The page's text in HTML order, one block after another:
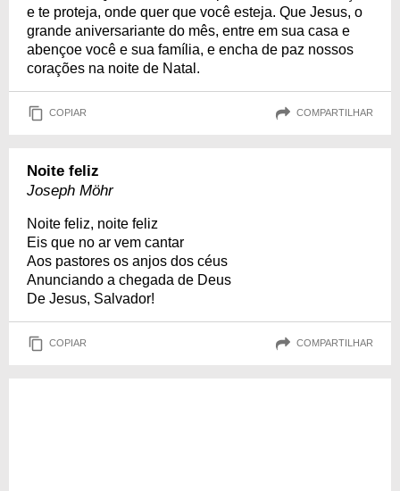
e te proteja, onde quer que você esteja. Que Jesus, o
grande aniversariante do mês, entre em sua casa e
abençoe você e sua família, e encha de paz nossos
corações na noite de Natal.
COPIAR COMPARTILHAR
Noite feliz
Joseph Möhr
Noite feliz, noite feliz
Eis que no ar vem cantar
Aos pastores os anjos dos céus
Anunciando a chegada de Deus
De Jesus, Salvador!
COPIAR COMPARTILHAR